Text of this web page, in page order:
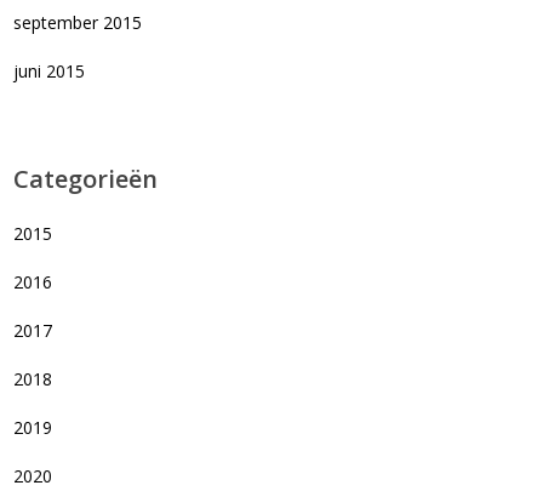
september 2015
juni 2015
Categorieën
2015
2016
2017
2018
2019
2020